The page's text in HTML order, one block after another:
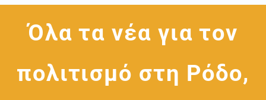
Όλα τα νέα για τον
πολιτισμό στη Ρόδο,